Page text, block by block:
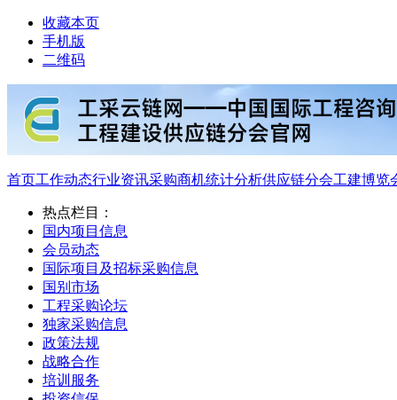
收藏本页
手机版
二维码
首页工作动态行业资讯采购商机统计分析供应链分会工建博览
热点栏目：
国内项目信息
会员动态
国际项目及招标采购信息
国别市场
工程采购论坛
独家采购信息
政策法规
战略合作
培训服务